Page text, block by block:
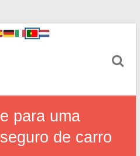
para uma
de carro